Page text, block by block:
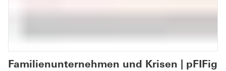
Familienunternehmen und Krisen | pFIFig